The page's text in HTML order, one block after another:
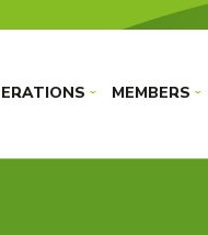
› MEMBERS›